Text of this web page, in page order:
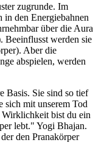
zugrunde. Im
in den Energiebahnen
über die Aura
werden sie
Aber die
abspielen, werden
Basis. Sie sind so tief
sich mit unserem Tod
bist du ein
lebt." Yogi Bhajan.
den Pranakörper